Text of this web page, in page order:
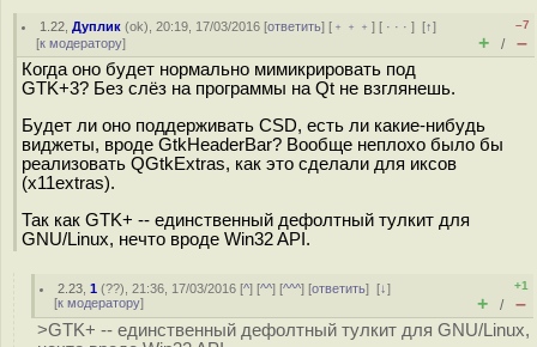
1.22 ,Дуплик (ok), 20:19, 17/03/2016 [ответить] [ ﹢﹢﹢] [ · · ·][↑]
[к модератору]
–7
+ / –
Когда оно будет нормально мимикрировать под
GTK+3? Без слёз на программы на Qt не взглянешь.
Будет ли оно поддерживать CSD, есть ли какие-нибудь
виджеты, вроде GtkHeaderBar? Вообще неплохо было бы
реализовать QGtkExtras, как это сделали для иксов
(x11extras).
Так как GTK+ -- единственный дефолтный тулкит для
GNU/Linux, нечто вроде Win32 API.
2.23 ,1 (??), 21:36, 17/03/2016 [^] [^^] [^^^] [ответить][↓]
[к модератору]
+1
+ / –
>GTK+ -- единственный дефолтный тулкит для GNU/Linux,